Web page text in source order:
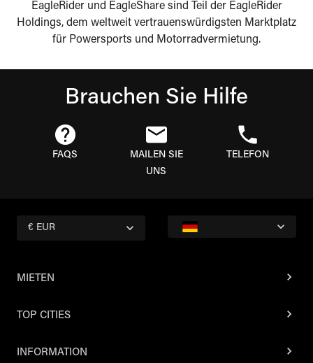
EagleRider und EagleShare sind Teil der EagleRider
Holdings, dem weltweit vertrauenswürdigsten Marktplatz
für Powersports und Motorradvermietung.
Brauchen Sie Hilfe
FAQS
MAILEN SIE
UNS
TELEFON
€ EUR
MIETEN
TOP CITIES
INFORMATION